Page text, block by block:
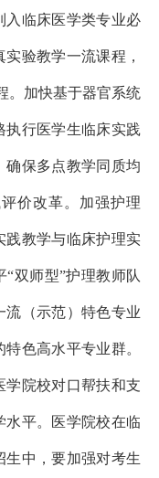
入临床医学类专业必
验教学一流课程，
。加快基于器官系统
执行医学生临床实践
确保多点教学同质均
价改革。加强护理
践教学与临床护理实
双师型”护理教师队
流（示范）特色专业
色高水平专业群。
学院校对口帮扶和支
水平。医学院校在临
生中，要加强对考生